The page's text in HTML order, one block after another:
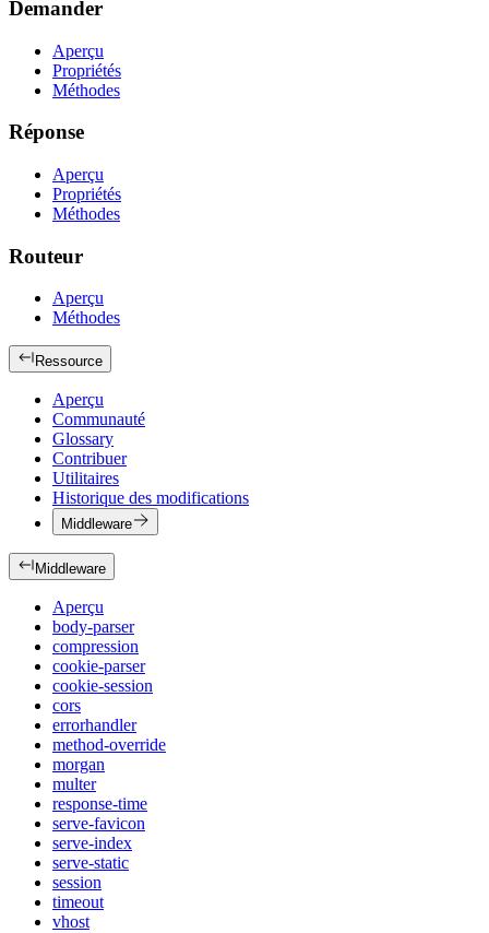
Demander
Aperçu
Propriétés
Méthodes
Réponse
Aperçu
Propriétés
Méthodes
Routeur
Aperçu
Méthodes
Ressource
Aperçu
Communauté
Glossary
Contribuer
Utilitaires
Historique des modifications
Middleware
Middleware
Aperçu
body-parser
compression
cookie-parser
cookie-session
cors
errorhandler
method-override
morgan
multer
response-time
serve-favicon
serve-index
serve-static
session
timeout
vhost